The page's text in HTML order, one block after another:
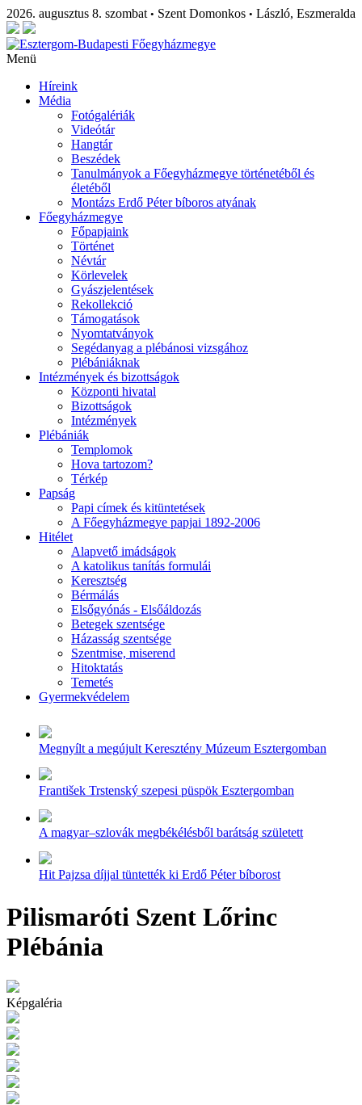
2026. augusztus 8. szombat • Szent Domonkos • László, Eszmeralda
Menü
Híreink
Média
Fotógalériák
Videótár
Hangtár
Beszédek
Tanulmányok a Főegyházmegye történetéből és
életéből
Montázs Erdő Péter bíboros atyának
Főegyházmegye
Főpapjaink
Történet
Névtár
Körlevelek
Gyászjelentések
Rekollekció
Támogatások
Nyomtatványok
Segédanyag a plébánosi vizsgához
Plébániáknak
Intézmények és bizottságok
Központi hivatal
Bizottságok
Intézmények
Plébániák
Templomok
Hova tartozom?
Térkép
Papság
Papi címek és kitüntetések
A Főegyházmegye papjai 1892-2006
Hitélet
Alapvető imádságok
A katolikus tanítás formulái
Keresztség
Bérmálás
Elsőgyónás - Elsőáldozás
Betegek szentsége
Házasság szentsége
Szentmise, miserend
Hitoktatás
Temetés
Gyermekvédelem
Megnyílt a megújult Keresztény Múzeum Esztergomban
František Trstenský szepesi püspök Esztergomban
A magyar–szlovák megbékélésből barátság született
Hit Pajzsa díjjal tüntették ki Erdő Péter bíborost
Pilismaróti Szent Lőrinc
Plébánia
Képgaléria